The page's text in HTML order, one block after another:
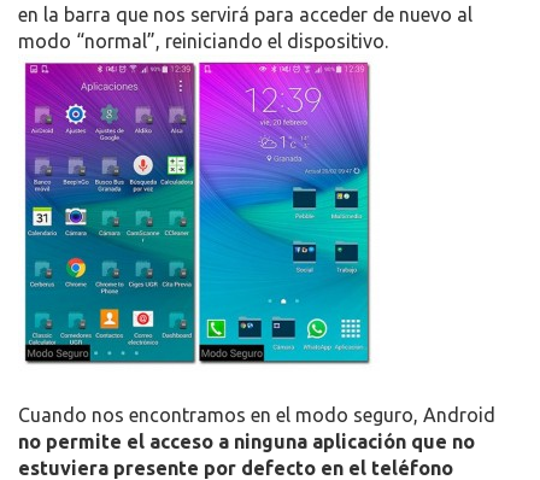
en la barra que nos servirá para acceder de nuevo al
modo “normal”, reiniciando el dispositivo.
Cuando nos encontramos en el modo seguro, Android
no permite el acceso a ninguna aplicación que no
estuviera presente por defecto en el teléfono